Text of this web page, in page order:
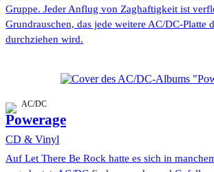
Gruppe. Jeder Anflug von Zaghaftigkeit ist
Grundrauschen, das jede weitere AC/DC-Platte
durchziehen wird.
AC/DC
Powerage
CD & Vinyl
Auf Let There Be Rock hatte es sich in